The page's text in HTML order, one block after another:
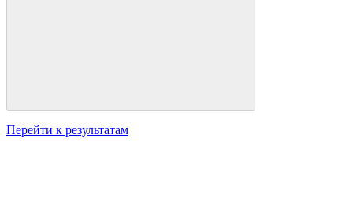
Перейти к результатам